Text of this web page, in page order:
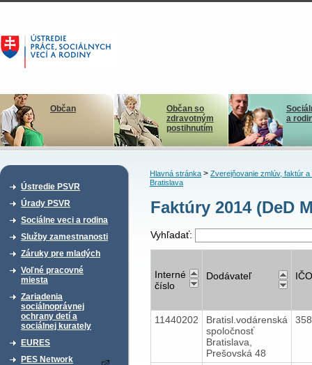
Občan
Občan so
zdravotným
postihnutím
a
Ústredie PSVR
Úrady PSVR
Sociálne veci a rodina
Služby zamestnanosti
Záruky pre mladých
Voľné pracovné
miesta
Zariadenia
sociálnoprávnej
ochrany detí a
sociálnej kurately
EURES
PES Network
Hlavná stránka> Zverejňovanie zmlúv, faktúr a
Bratislava
Faktúry 2014 (DeD
Vyhľadať:
Interné
číslo
Dodávateľ IČO
11440202
Bratisl.vodárenská
spoločnosť
Bratislava,
Prešovská 48